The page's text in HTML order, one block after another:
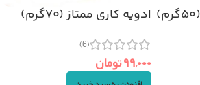
ادویه کاری ممتاز (۷۰گرم)
(6)
۹۹,۰۰۰تومان